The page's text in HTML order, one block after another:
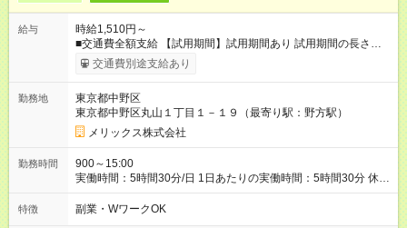
給与
時給1,510円～
■交通費全額支給 【試用期間】試用期間あり 試用期間の長さ：3
ヶ月 雇用形態、給与は本採用時と同じです。
交通費別途支給あり
勤務地
東京都中野区
東京都中野区丸山１丁目１－１９（最寄り駅：野方駅）
メリックス株式会社
勤務時間
900～15:00
実働時間：5時間30分/日 1日あたりの実働時間：5時間30分 休
憩：30分 ◆週4日勤務～OK ◆決められた時間内のお仕事なので
家族と過ごす時間もしっかり確保できます。 ◆長期で働きたい
特徴 副業・WワークOK